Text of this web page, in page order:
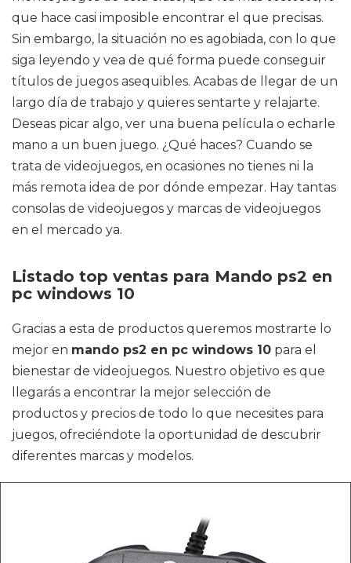
que hace casi imposible encontrar el que precisas.
Sin embargo, la situación no es agobiada, con lo que
siga leyendo y vea de qué forma puede conseguir
títulos de juegos asequibles. Acabas de llegar de un
largo día de trabajo y quieres sentarte y relajarte.
Deseas picar algo, ver una buena película o echarle
mano a un buen juego. ¿Qué haces? Cuando se
trata de videojuegos, en ocasiones no tienes ni la
más remota idea de por dónde empezar. Hay tantas
consolas de videojuegos y marcas de videojuegos
en el mercado ya.
Listado top ventas para Mando ps2 en
pc windows 10
Gracias a esta de productos queremos mostrarte lo
mejor en mando ps2 en pc windows 10 para el
bienestar de videojuegos. Nuestro objetivo es que
llegarás a encontrar la mejor selección de
productos y precios de todo lo que necesites para
juegos, ofreciéndote la oportunidad de descubrir
diferentes marcas y modelos.